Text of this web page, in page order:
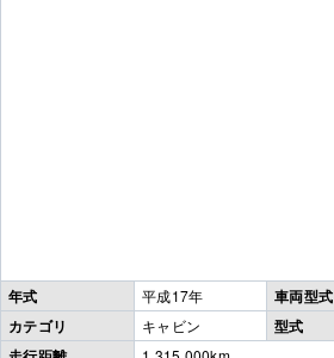
年式 平成17年 車両型式
カテゴリ キャビン 型式